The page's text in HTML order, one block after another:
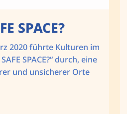
SPACE?
2020 führte Kulturen im
SPACE?“ durch, eine
und unsicherer Orte